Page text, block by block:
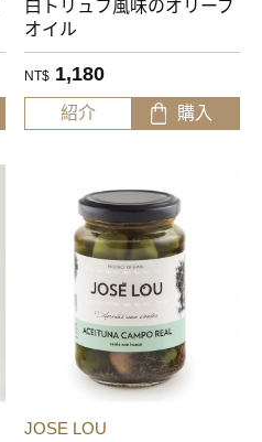
白トリュフ風味のオリーブ
オイル
NT$ 1,180
紹介 購入
JOSE LOU